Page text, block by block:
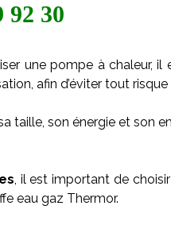
92 30
une pompe à chaleur,
afin d’éviter tout risque
taille, son énergie et son
, il est important de
eau gaz Thermor.